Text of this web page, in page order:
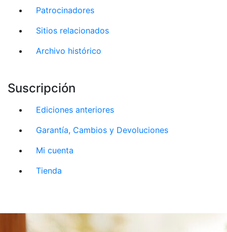
Patrocinadores
Sitios relacionados
Archivo histórico
Suscripción
Ediciones anteriores
Garantía, Cambios y Devoluciones
Mi cuenta
Tienda